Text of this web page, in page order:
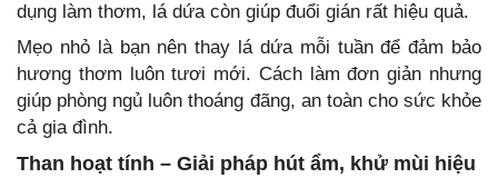
dụng làm thơm, lá dứa còn giúp đuổi gián rất hiệu quả.
Mẹo nhỏ là bạn nên thay lá dứa mỗi tuần để đảm bảo
hương thơm luôn tươi mới. Cách làm đơn giản nhưng
giúp phòng ngủ luôn thoáng đãng, an toàn cho sức khỏe
cả gia đình.
Than hoạt tính – Giải pháp hút ẩm, khử mùi hiệu